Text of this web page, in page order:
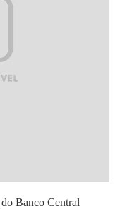
Banco Central